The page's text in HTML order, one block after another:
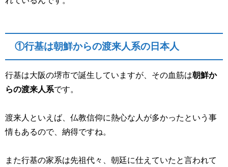
①行基は朝鮮からの渡来人系の日本人
行基は大阪の堺市で誕生していますが、その血筋は朝鮮か
らの渡来人系です。
渡来人といえば、仏教信仰に熱心な人が多かったという事
情もあるので、納得ですね。
また行基の家系は先祖代々、朝廷に仕えていたと言われて